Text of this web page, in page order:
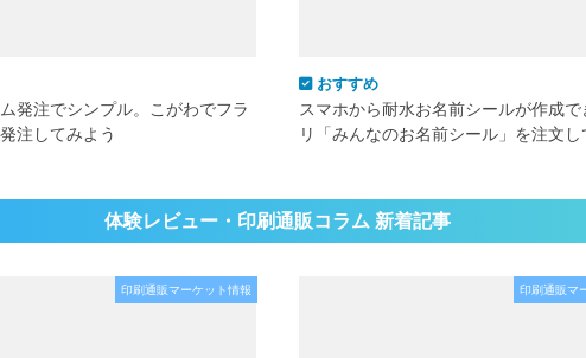
発注でシンプル。こがわでフラ
注してみよう
おすすめ
スマホから耐水お名前シールが作成で
リ「みんなのお名前シール」を注文し
体験レビュー・印刷通販コラム 新着記事
印刷通販マーケット情報 印刷通販マ